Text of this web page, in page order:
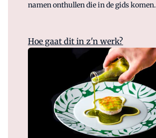
namen onthullen die in de gids komen.
Hoe gaat dit in z'n werk?